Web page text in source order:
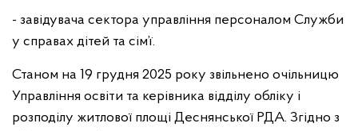
- завідувача сектора управління персоналом Служби
у справах дітей та сім’ї.
Станом на 19 грудня 2025 року звільнено очільницю
Управління освіти та керівника відділу обліку і
розподілу житлової площі Деснянської РДА. Згідно з